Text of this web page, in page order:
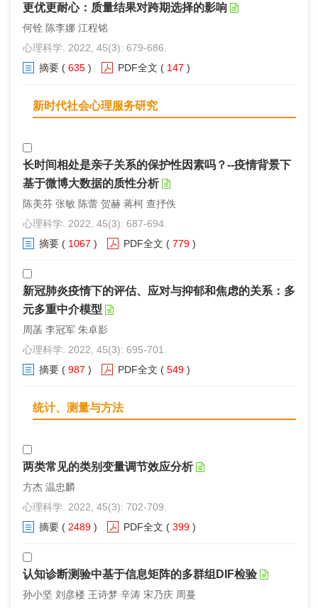
更优更耐心：质量结果对跨期选择的影响
何铨 陈李娜 江程铭
心理科学. 2022, 45(3): 679-686.
摘要 ( 635 ) PDF全文 ( 147 )
新时代社会心理服务研究
长时间相处是亲子关系的保护性因素吗？--疫情背景下
基于微博大数据的质性分析
陈美芬 张敏 陈蕾 贺赫 蒋柯 查抒佚
心理科学. 2022, 45(3): 687-694.
摘要 ( 1067 ) PDF全文 ( 779 )
新冠肺炎疫情下的评估、应对与抑郁和焦虑的关系：多
元多重中介模型
周菡 李冠军 朱卓影
心理科学. 2022, 45(3): 695-701.
摘要 ( 987 ) PDF全文 ( 549 )
统计、测量与方法
两类常见的类别变量调节效应分析
方杰 温忠麟
心理科学. 2022, 45(3): 702-709.
摘要 ( 2489 ) PDF全文 ( 399 )
认知诊断测验中基于信息矩阵的多群组DIF检验
孙小坚 刘彦楼 王诗梦 辛涛 宋乃庆 周蔓